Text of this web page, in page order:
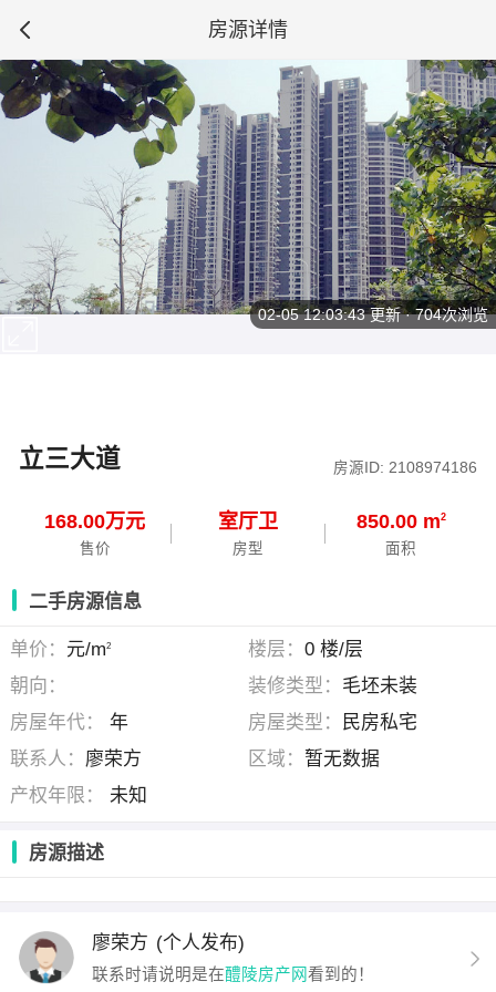
房源详情
立三大道 房源ID: 2108974186
168.00万元
售价
室厅卫
房型
850.00 m2
面积
02-05 12:03:43更新 · 704次浏览
二手房源信息
单价： 元/m2 楼层： 0 楼/层
朝向：
装修类型： 毛坯未装
房屋年代：
年 房屋类型： 民房私宅
联系人： 廖荣方 区域： 暂无数据
产权年限：
未知
房源描述
廖荣方 (个人发布)
联系时请说明是在醴陵房产网看到的！